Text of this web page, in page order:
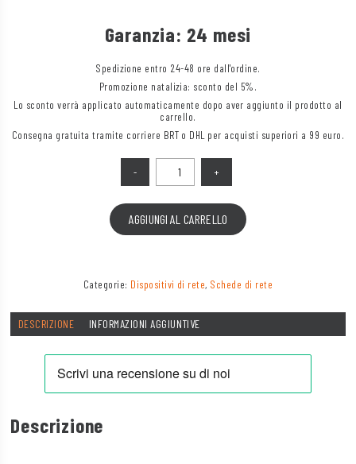
Garanzia: 24 mesi
Spedizione entro 24-48 ore dall'ordine.
Promozione natalizia: sconto del 5%.
Lo sconto verrà applicato automaticamente dopo aver aggiunto il prodotto al
carrello.
Consegna gratuita tramite corriere BRT o DHL per acquisti superiori a 99 euro.
AGGIUNGI AL CARRELLO
Categorie: Dispositivi di rete, Schede di rete
DESCRIZIONE INFORMAZIONI AGGIUNTIVE
Descrizione